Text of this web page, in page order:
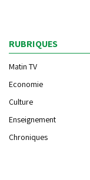
RUBRIQUES
Matin TV
Economie
Culture
Enseignement
Chroniques